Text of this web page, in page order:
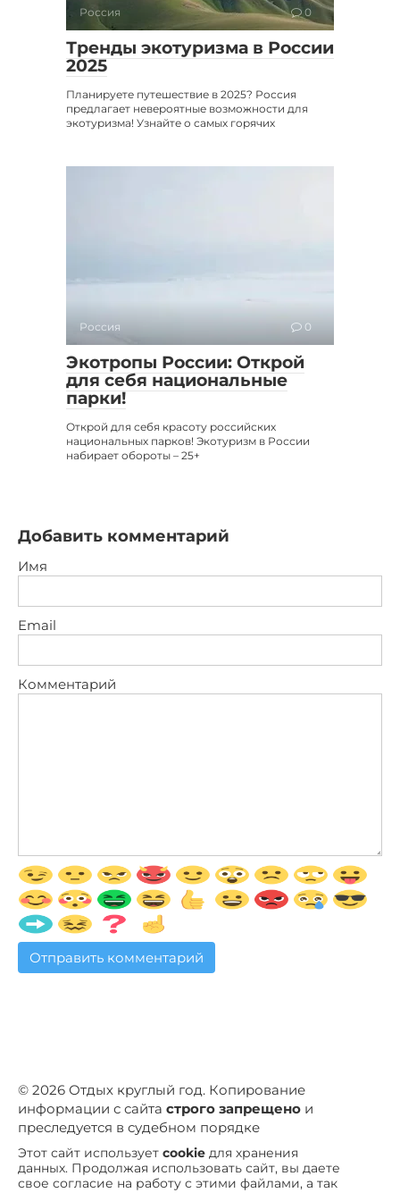
Россия 0
Тренды экотуризма в России
2025
Планируете путешествие в 2025? Россия
предлагает невероятные возможности для
экотуризма! Узнайте о самых горячих
Россия 0
Экотропы России: Открой
для себя национальные
парки!
Открой для себя красоту российских
национальных парков! Экотуризм в России
набирает обороты – 25+
Добавить комментарий
Имя
Email
Комментарий
© 2026 Отдых круглый год. Копирование
информации с сайта строго запрещено и
преследуется в судебном порядке
Этот сайт использует cookie для хранения
данных. Продолжая использовать сайт, вы даете
свое согласие на работу с этими файлами, а так